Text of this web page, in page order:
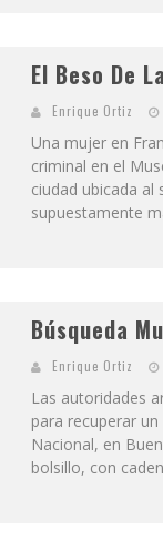
El Beso De
Enrique Ortiz
Una mujer en
criminal en el
ciudad ubicada al
supuestamente
Búsqueda
Enrique Ortiz
Las autoridades
para recuperar
Nacional, en
bolsillo, con